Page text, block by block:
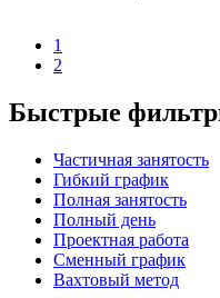
1
2
Быстрые
Частичная занятость
Гибкий график
Полная занятость
Полный день
Проектная работа
Сменный график
Вахтовый метод